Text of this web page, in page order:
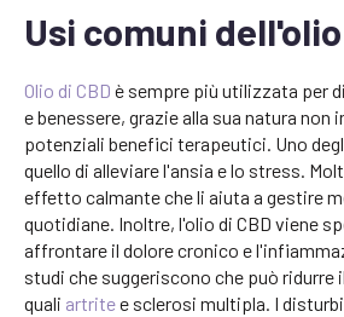
Usi comuni dell'olio
Olio di CBD è sempre più utilizzata per
e benessere, grazie alla sua natura non
potenziali benefici terapeutici. Uno
quello di alleviare l'ansia e lo stress.
effetto calmante che li aiuta a gestire
quotidiane. Inoltre, l'olio di CBD viene
affrontare il dolore cronico e
studi che suggeriscono che può ridurre
quali artritee sclerosi multipla. I